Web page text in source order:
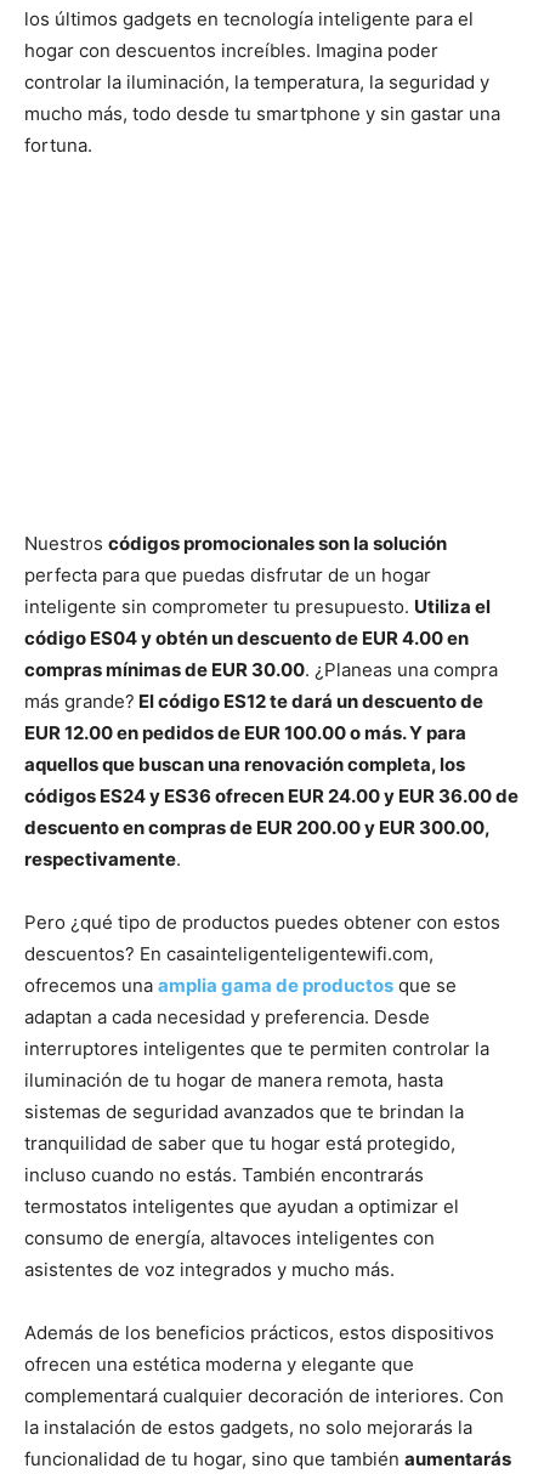
los últimos gadgets en tecnología inteligente para el
hogar con descuentos increíbles. Imagina poder
controlar la iluminación, la temperatura, la seguridad y
mucho más, todo desde tu smartphone y sin gastar una
fortuna.
Nuestros códigos promocionales son la solución
perfecta para que puedas disfrutar de un hogar
inteligente sin comprometer tu presupuesto. Utiliza el
código ES04 y obtén un descuento de EUR 4.00 en
compras mínimas de EUR 30.00. ¿Planeas una compra
más grande? El código ES12 te dará un descuento de
EUR 12.00 en pedidos de EUR 100.00 o más. Y para
aquellos que buscan una renovación completa, los
códigos ES24 y ES36 ofrecen EUR 24.00 y EUR 36.00 de
descuento en compras de EUR 200.00 y EUR 300.00,
respectivamente.
Pero ¿qué tipo de productos puedes obtener con estos
descuentos? En casainteligenteligentewifi.com,
ofrecemos una amplia gama de productos que se
adaptan a cada necesidad y preferencia. Desde
interruptores inteligentes que te permiten controlar la
iluminación de tu hogar de manera remota, hasta
sistemas de seguridad avanzados que te brindan la
tranquilidad de saber que tu hogar está protegido,
incluso cuando no estás. También encontrarás
termostatos inteligentes que ayudan a optimizar el
consumo de energía, altavoces inteligentes con
asistentes de voz integrados y mucho más.
Además de los beneficios prácticos, estos dispositivos
ofrecen una estética moderna y elegante que
complementará cualquier decoración de interiores. Con
la instalación de estos gadgets, no solo mejorarás la
funcionalidad de tu hogar, sino que también aumentarás